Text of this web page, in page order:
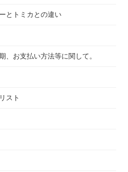
とトミカとの違い
、お支払い方法等に関して。
スト